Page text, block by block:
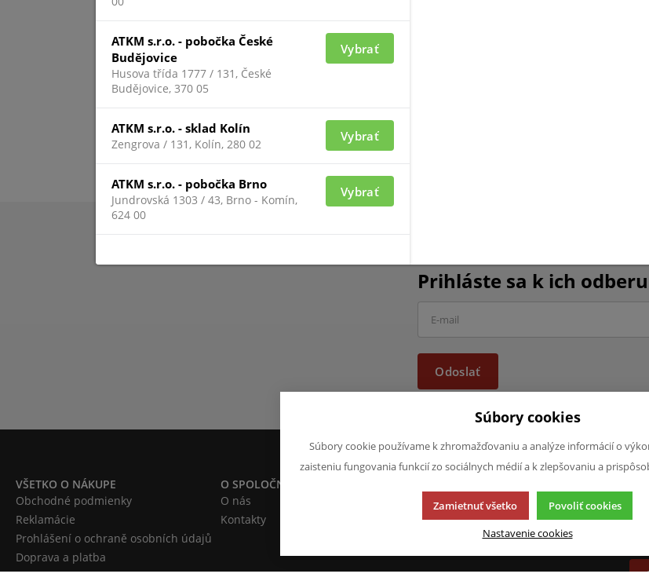
Prihláste sa k ich
Odoslať
VŠETKO O NÁKUPE
Obchodné podmienky
Reklamácie
Prohlášení o ochraně osobních údajů
Doprava a platba
O SPOLOČNOSTI
O nás
Kontakty
SK
Súbory cookies
Súbory cookie používame k zhromažďovaniu a analýze informácií o
zaisteniu fungovania funkcií zo sociálnych médií a k zlepšovaniu a
Zamietnuť všetko Povoliť cookies
Nastavenie cookies
ATKM s.r.o. - pobočka České
Budějovice
Husova třída 1777 / 131, České
Budějovice, 370 05
Vybrať
ATKM s.r.o. - sklad Kolín
Zengrova / 131, Kolín, 280 02
Vybrať
ATKM s.r.o. - pobočka Brno
Jundrovská 1303 / 43, Brno - Komín,
624 00
Vybrať